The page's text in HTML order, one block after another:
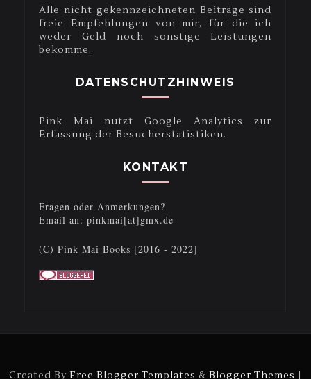
Alle nicht gekennzeichneten Beiträge sind
freie Empfehlungen von mir, für die ich
weder Geld noch sonstige Leistungen
bekomme.
DATENSCHUTZHINWEIS
Pink Mai nutzt Google Analytics zur
Erfassung der Besucherstatistiken.
KONTAKT
Fragen oder Anmerkungen?
Email an: pinkmai[at]gmx.de
(C) Pink Mai Books [2016 - 2022]
Created By Free Blogger Templates & Blogger Themes